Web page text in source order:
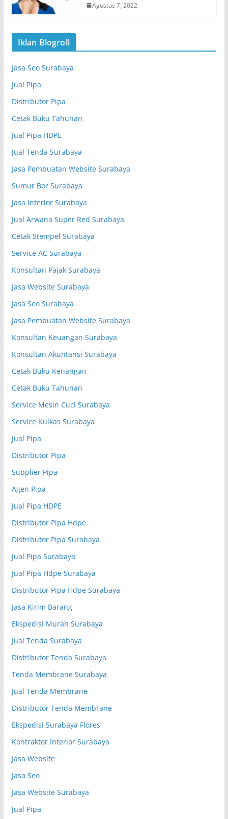
Agustus 7, 2022
Iklan Blogroll
Jasa Seo Surabaya
Jual Pipa
Distributor Pipa
Cetak Buku Tahunan
Jual Pipa HDPE
Jual Tenda Surabaya
Jasa Pembuatan Website Surabaya
Sumur Bor Surabaya
Jasa Interior Surabaya
Jual Arwana Super Red Surabaya
Cetak Stempel Surabaya
Service AC Surabaya
Konsultan Pajak Surabaya
Jasa Website Surabaya
Jasa Seo Surabaya
Jasa Pembuatan Website Surabaya
Konsultan Keuangan Surabaya
Konsultan Akuntansi Surabaya
Cetak Buku Kenangan
Cetak Buku Tahunan
Service Mesin Cuci Surabaya
Service Kulkas Surabaya
Jual Pipa
Distributor Pipa
Supplier Pipa
Agen Pipa
Jual Pipa HDPE
Distributor Pipa Hdpe
Distributor Pipa Surabaya
Jual Pipa Surabaya
Jual Pipa Hdpe Surabaya
Distributor Pipa Hdpe Surabaya
Jasa Kirim Barang
Ekspedisi Murah Surabaya
Jual Tenda Surabaya
Distributor Tenda Surabaya
Tenda Membrane Surabaya
Jual Tenda Membrane
Distributor Tenda Membrane
Ekspedisi Surabaya Flores
Kontraktor Interior Surabaya
Jasa Website
Jasa Seo
Jasa Website Surabaya
Jual Pipa